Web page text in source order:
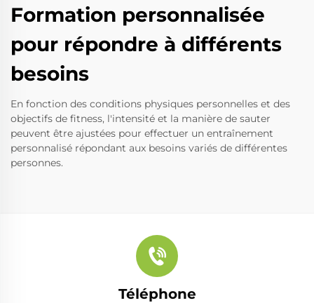
Formation personnalisée
pour répondre à différents
besoins
En fonction des conditions physiques personnelles et des
objectifs de fitness, l'intensité et la manière de sauter
peuvent être ajustées pour effectuer un entraînement
personnalisé répondant aux besoins variés de différentes
personnes.
Téléphone